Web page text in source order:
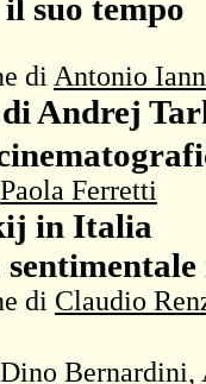
suo tempo
di Antonio
Andrej
Paola Ferretti
in Italia
di Claudio
Dino Bernardini,